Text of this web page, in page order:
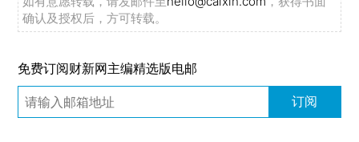
确认及授权后，方可转载。
免费订阅财新网主编精选版电邮
订阅